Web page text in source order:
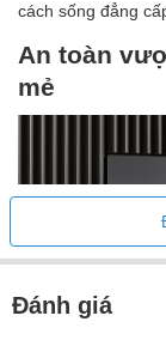
Chức năng trợ
Chức năng hẹn
Hiển thị thời gian
Hẹn giờ nấu
Lập trình thời
Lập trình thời
Lập trình thời
Hiển thị nhiệt độ
cách sống đẳng
An toàn
mẻ
Đánh giá